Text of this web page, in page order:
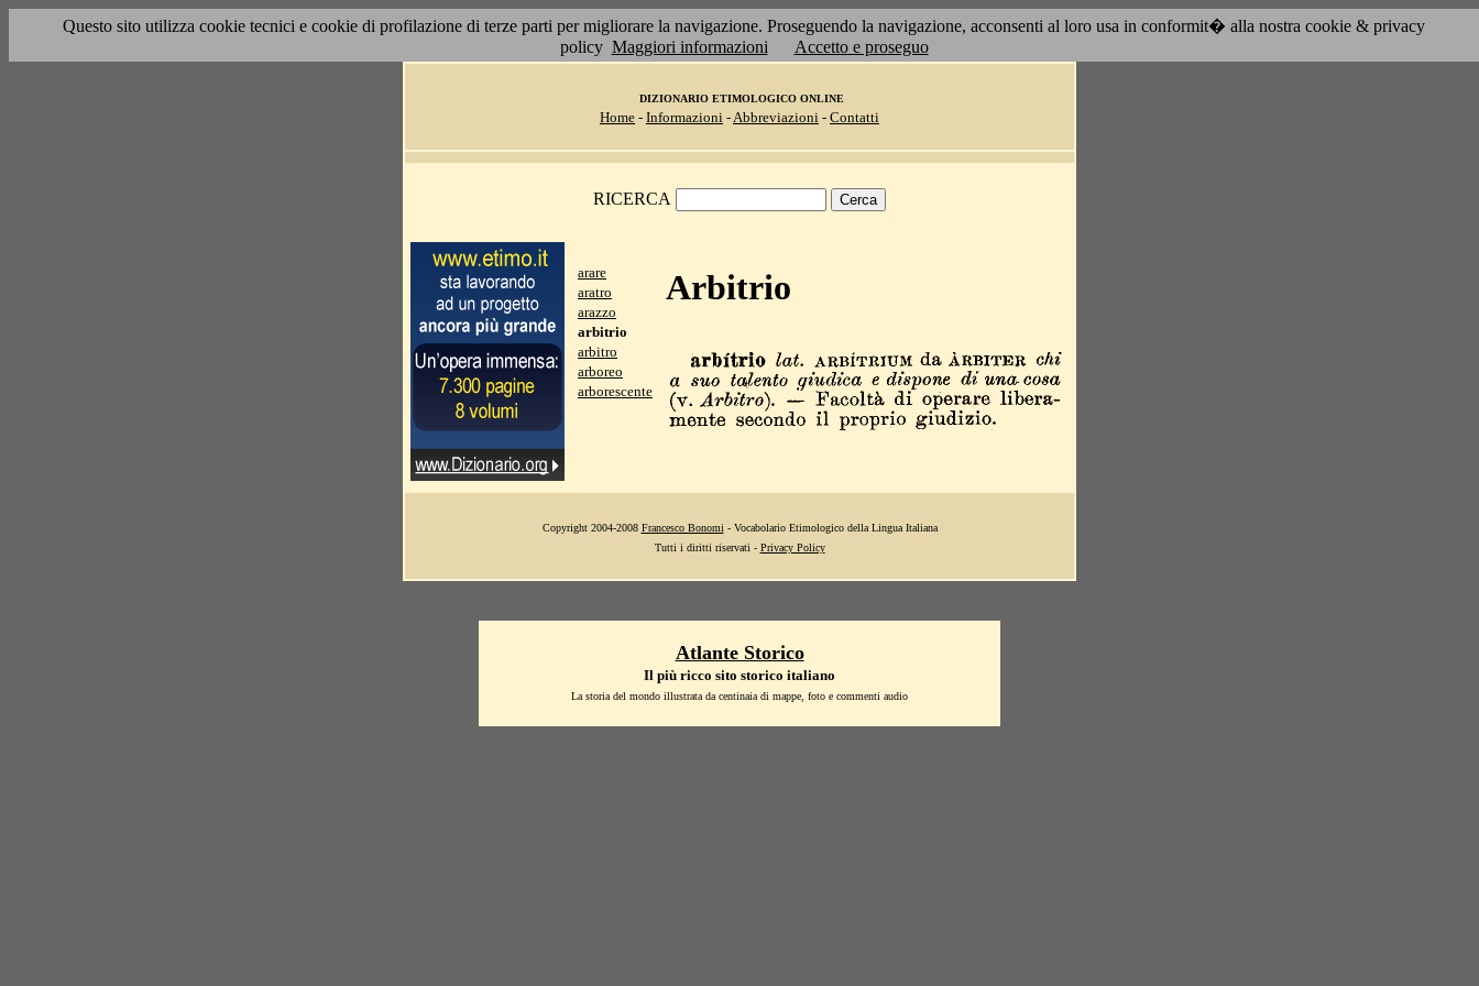
Questo sito utilizza cookie tecnici e cookie di profilazione di terze parti per migliorare la navigazione. Proseguendo la navigazione, acconsenti al loro usa in conformit� alla nostra cookie & privacy
policy Maggiori informazioni Accetto e proseguo
DIZIONARIO ETIMOLOGICO ONLINE
Home - Informazioni -Abbreviazioni - Contatti
RICERCA
arare
aratro
arazzo
arbitrio
arbitro
arboreo
arborescente
Arbitrio
Copyright 2004-2008 Francesco Bonomi - Vocabolario Etimologico della Lingua Italiana
Tutti i diritti riservati - Privacy Policy
Atlante Storico
Il più ricco sito storico italiano
La storia del mondo illustrata da centinaia di mappe, foto e commenti audio